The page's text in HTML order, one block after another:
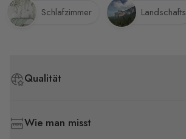
Qualität
Wie man misst
Schlafzimmer Landschafts